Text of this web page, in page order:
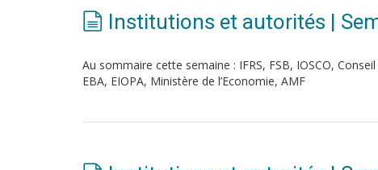
Institutions et autorités |
Au sommaire cette semaine : IFRS, FSB, IOSCO,
EBA, EIOPA, Ministère de l’Economie, AMF